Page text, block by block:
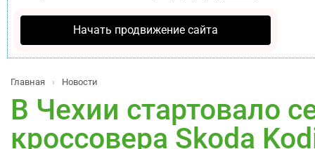
Начать продвижение сайта
Главная › Новости
В Чехии стартовало
кроссовера Skoda